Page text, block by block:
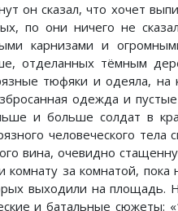
он сказал, что хочет
по они ничего не
карнизами и
отделанных тёмным
тюфяки и одеяла, на
одежда и
и больше солдат в
человеческого тела
вина, очевидно
за комнатой, пока
выходили на площадь.
и батальные сюжеты: